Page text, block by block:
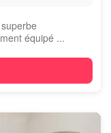
équipé ...